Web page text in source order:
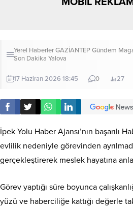
Yerel HaberlerGAZİANTEPGündem
Son Dakika Yalova
17 Haziran 2026 18:45 0 27
İpek Yolu Haber Ajansı’nın başarılı
evlilik nedeniyle görevinden
gerçekleştirerek meslek hayatına
Görev yaptığı süre boyunca
yüzü ve haberciliğe kattığı değerle